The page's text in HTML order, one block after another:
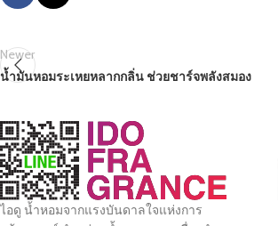
Newer
น้ำมันหอมระเหยหลากกลิ่น ช่วยชาร์จพลังสมอง
ไอดู น้ำหอมจากแรงบันดาลใจแห่งการ